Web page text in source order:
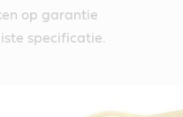
op garantie
specificatie.